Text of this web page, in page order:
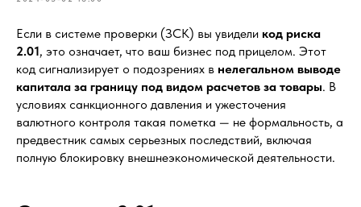
Если в системе проверки (ЗСК) вы увидели код риска
2.01, это означает, что ваш бизнес под прицелом. Этот
код сигнализирует о подозрениях в нелегальном выводе
капитала за границу под видом расчетов за товары. В
условиях санкционного давления и ужесточения
валютного контроля такая пометка — не формальность, а
предвестник самых серьезных последствий, включая
полную блокировку внешнеэкономической деятельности.